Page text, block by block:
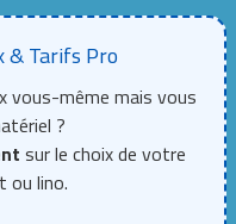
& Tarifs Pro
vous-même mais vous
?
sur le choix de votre
ou lino.